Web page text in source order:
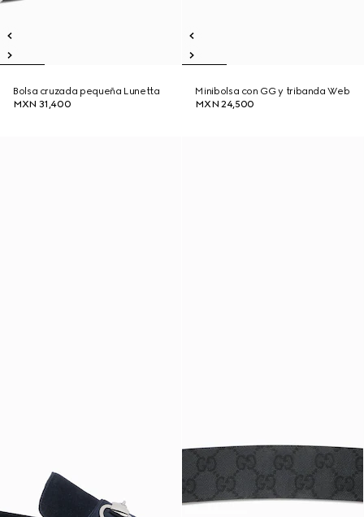
Bolsa cruzada pequeña Lunetta
MXN 31,400
Minibolsa con GG y tribanda Web
MXN 24,500